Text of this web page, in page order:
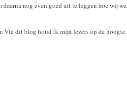
nog even goed uit te leggen hoe wij
Via dit blog houd ik mijn lezers op de